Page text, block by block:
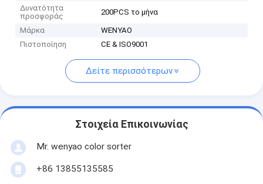
Δυνατότητα
προσφοράς
200PCS το μήνα
Μάρκα
WENYAO
Πιστοποίηση
CE & ISO9001
Δείτε περισσότερων
Στοιχεία Επικοινωνίας
Mr. wenyao color sorter
+86 13855135585